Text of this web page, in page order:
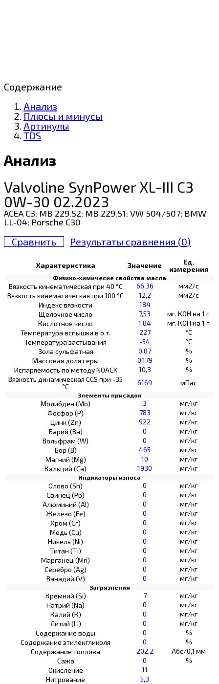
Содержание
Анализ
Плюсы и минусы
Артикулы
TDS
Анализ
Valvoline SynPower XL-III C3
0W-30 02.2023
ACEA C3; MB 229.52; MB 229.51; VW 504/507; BMW
LL-04; Porsche C30
Сравнить Результаты сравнения (0)
Характеристика Значение
Ед.
измерения
Физико-химичесие свойства масла
Вязкость кинематическая при 40 °С 66,36
мм2/с
Вязкость кинематическая при 100 °С
12,2
мм2/с
Индекс вязкости
184
Щелочное число
7,53
мг. КОН на 1 г.
Кислотное число
1,84
мг. КОН на 1 г.
Температура вспышки в о.т.
227
°C
Температура застывания
-54
°C
Зола сульфатная
0,87
%
Массовая доля серы
0,179
%
Испаряемость по методу NOACK
10,3
%
Вязкость динамическая CCS при -35
°С
6169 мПас
Элементы присадок
Молибден (Мо) 3
мг/кг
Фосфор (Р)
783
мг/кг
Цинк (Zn)
922
мг/кг
Барий (Ва)
0
мг/кг
Вольфрам (W)
0
мг/кг
Бор (В)
465
мг/кг
Магний (Mg)
10
мг/кг
Кальций (Са)
1930 мг/кг
Индикаторы износа
Олово (Sn) 0
мг/кг
Свинец (Pb)
0
мг/кг
Алюминий (AI)
0
мг/кг
Железо (Fe)
0
мг/кг
Хром (Сг)
0
мг/кг
Медь (Cu)
0
мг/кг
Никель (Ni)
0
мг/кг
Титан (Ti)
0
мг/кг
Марганец (Mn)
0
мг/кг
Серебро (Ag)
0
мг/кг
Ванадий (V)
0 мг/кг
Загрязнения
Кремний (Si) 7
мг/кг
Натрий (Na)
0
мг/кг
Калий (К)
0
мг/кг
Литий (Li)
0
мг/кг
Содержание воды
0
%
Содержание этиленгликоля
0
%
Содержание топлива
202,2
Абс/0,1 мм
Сажа
0
%
Окисление
11
Нитрование
5,3